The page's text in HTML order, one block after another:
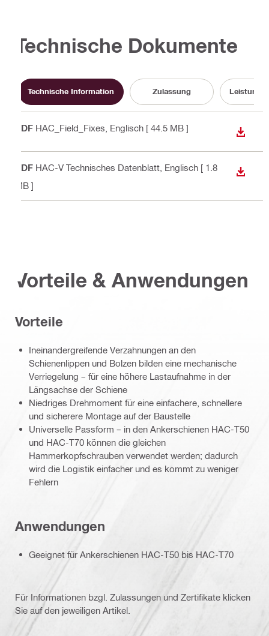
Technische Dokumente
Technische Information Zulassung
PDF HAC_Field_Fixes , Englisch [ 44.5 MB ]
PDF HAC-V Technisches Datenblatt , Englisch [ 1.8
MB ]
Vorteile & Anwendungen
Vorteile
Ineinandergreifende Verzahnungen an den
Schienenlippen und Bolzen bilden eine mechanische
Verriegelung – für eine höhere Lastaufnahme in der
Längsachse der Schiene
Niedriges Drehmoment für eine einfachere, schnellere
und sicherere Montage auf der Baustelle
Universelle Passform – in den Ankerschienen HAC-T50
und HAC-T70 können die gleichen
Hammerkopfschrauben verwendet werden; dadurch
wird die Logistik einfacher und es kommt zu weniger
Fehlern
Anwendungen
Geeignet für Ankerschienen HAC-T50 bis HAC-T70
Für Informationen bzgl. Zulassungen und Zertifikate klicken
Sie auf den jeweiligen Artikel.